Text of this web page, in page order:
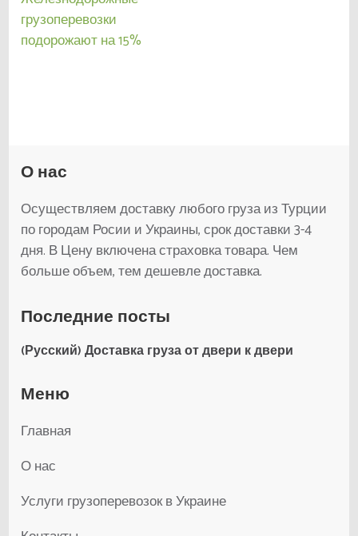
по
записям
грузоперевозки
подорожают на 15%
О нас
Осуществляем доставку любого груза из Турции
по городам Росии и Украины, срок доставки 3-4
дня. В Цену включена страховка товара. Чем
больше объем, тем дешевле доставка.
Последние посты
(Русский) Доставка груза от двери к двери
Меню
Главная
О нас
Услуги грузоперевозок в Украине